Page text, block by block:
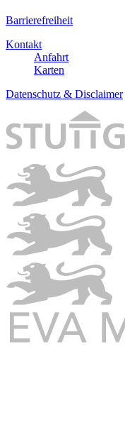
Barrierefreiheit
Kontakt
Anfahrt
Karten
Datenschutz & Disclaimer